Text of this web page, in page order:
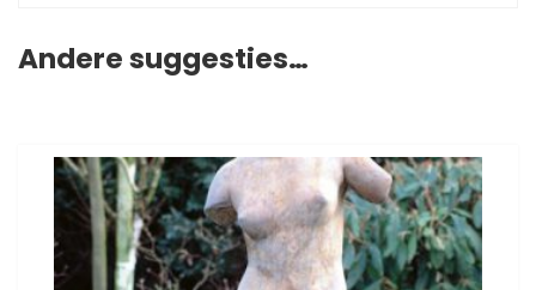
Andere suggesties…